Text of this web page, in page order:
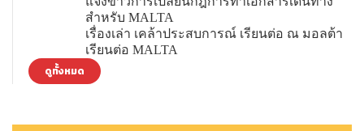
สำหรับ MALTA
เรื่องเล่า เคล้าประสบการณ์ เรียนต่อ ณ มอลต้า
เรียนต่อ MALTA
ดูทั้งหมด